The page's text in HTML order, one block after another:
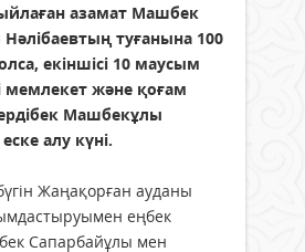
азамат Машбек
туғанына 100
екіншісі 10 маусым
мемлекет және қоғам
Машбекұлы
алу күні.
Жаңақорған ауданы
еңбек
Сапарбайұлы мен